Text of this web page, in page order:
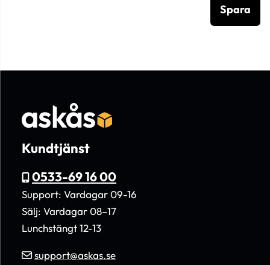
Spara
Kundtjänst
0533-69 16 00
Support: Vardagar 09-16
Sälj: Vardagar 08–17
Lunchstängt 12-13
support@askas.se